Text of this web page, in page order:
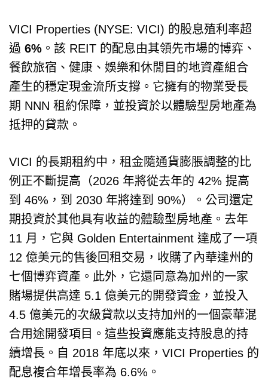
VICI Properties (NYSE: VICI) 的股息殖利率超
過 6% 。該 REIT 的配息由其領先市場的博弈、
餐飲旅宿、健康、娛樂和休閒目的地資產組合
產生的穩定現金流所支撐。它擁有的物業受長
期 NNN 租約保障，並投資於以體驗型房地產為
抵押的貸款。
VICI 的長期租約中，租金隨通貨膨脹調整的比
例正不斷提高（2026 年將從去年的 42% 提高
到 46%，到 2030 年將達到 90%）。公司還定
期投資於其他具有收益的體驗型房地產。去年
11 月，它與 Golden Entertainment 達成了一項
12 億美元的售後回租交易，收購了內華達州的
七個博弈資產。此外，它還同意為加州的一家
賭場提供高達 5.1 億美元的開發資金，並投入
4.5 億美元的次級貸款以支持加州的一個豪華混
合用途開發項目。這些投資應能支持股息的持
續增長。自 2018 年底以來，VICI Properties 的
配息複合年增長率為 6.6%。